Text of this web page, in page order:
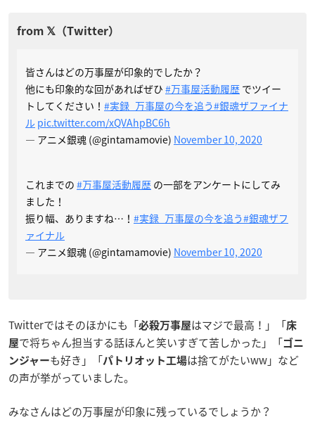
皆さんはどの万事屋が印象的でしたか？
他にも印象的な回があればぜひ #万事屋活動履歴 でツイー
トしてください！ #実録_万事屋の今を追う#銀魂ザファイナ
ル pic.twitter.com/xQVAhpBC6h
— アニメ銀魂 (@gintamamovie) November 10, 2020
これまでの #万事屋活動履歴 の一部をアンケートにしてみ
ました！
振り幅、ありますね…！ #実録_万事屋の今を追う#銀魂ザフ
ァイナル
— アニメ銀魂 (@gintamamovie) November 10, 2020
Twitterではそのほかにも「必殺万事屋はマジで最高！」「床
屋で将ちゃん担当する話ほんと笑いすぎて苦しかった」「ゴニ
ンジャーも好き」「パトリオット工場は捨てがたいww」など
の声が挙がっていました。
みなさんはどの万事屋が印象に残っているでしょうか？